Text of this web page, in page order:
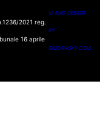
2021 reg.
16 aprile
UI AND DESIGN
BY
GIUDANSKY.COM